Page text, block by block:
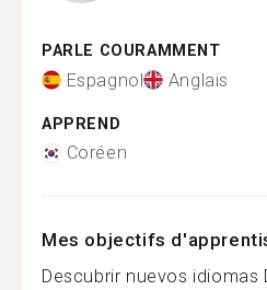
PARLE COURAMMENT
Espagnol Anglais
APPREND
Coréen
Mes objectifs
Descubrir nuevos idiomas